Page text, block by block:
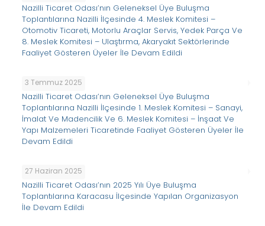
Nazilli Ticaret Odası’nın Geleneksel Üye Buluşma
Toplantılarına Nazilli İlçesinde 4. Meslek Komitesi –
Otomotiv Ticareti, Motorlu Araçlar Servis, Yedek Parça Ve
8. Meslek Komitesi – Ulaştırma, Akaryakıt Sektörlerinde
Faaliyet Gösteren Üyeler İle Devam Edildi
3 Temmuz 2025
Nazilli Ticaret Odası’nın Geleneksel Üye Buluşma
Toplantılarına Nazilli İlçesinde 1. Meslek Komitesi – Sanayi,
İmalat Ve Madencilik Ve 6. Meslek Komitesi – İnşaat Ve
Yapı Malzemeleri Ticaretinde Faaliyet Gösteren Üyeler İle
Devam Edildi
27 Haziran 2025
Nazilli Ticaret Odası’nın 2025 Yılı Üye Buluşma
Toplantılarına Karacasu İlçesinde Yapılan Organizasyon
İle Devam Edildi